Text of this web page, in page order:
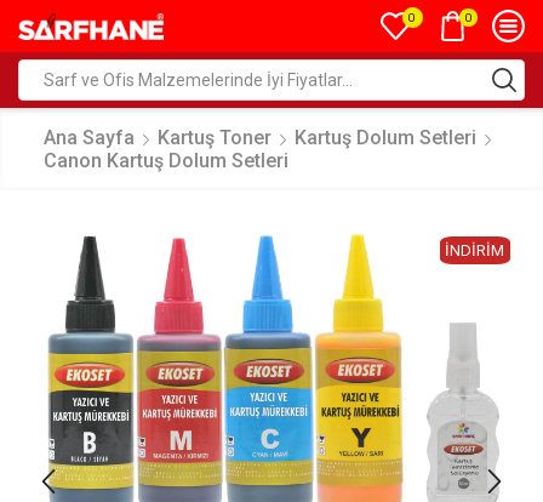
0 0
Ana Sayfa Kartuş Toner
Kartuş Dolum Setleri
Canon Kartuş Dolum Setleri
İNDIRIM